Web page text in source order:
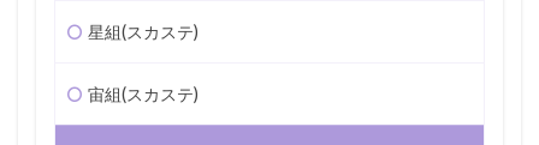
星組(スカステ)
宙組(スカステ)